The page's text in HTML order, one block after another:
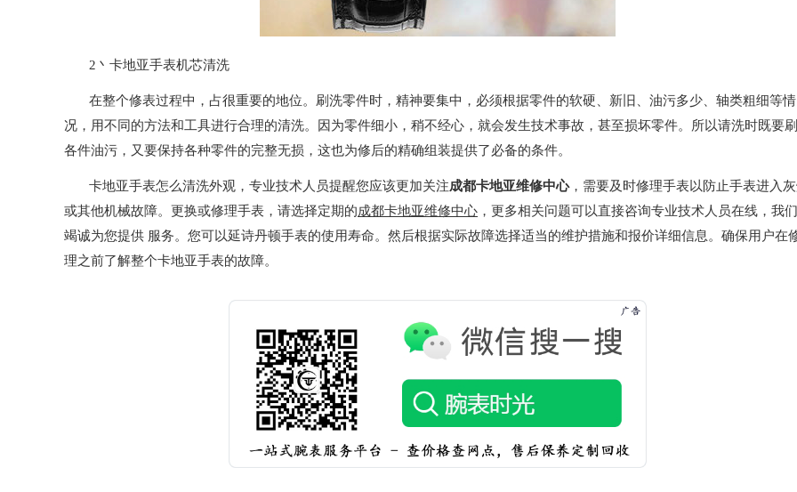
2丶卡地亚手表机芯清洗
在整个修表过程中，占很重要的地位。刷洗零件时，精神要集中，必须根据零件的软硬、新旧、油污多少、轴类粗细等情
况，用不同的方法和工具进行合理的清洗。因为零件细小，稍不经心，就会发生技术事故，甚至损坏零件。所以请洗时既要
各件油污，又要保持各种零件的完整无损，这也为修后的精确组装提供了必备的条件。
卡地亚手表怎么清洗外观，专业技术人员提醒您应该更加关注成都卡地亚维修中心，需要及时修理手表以防止手表进入
或其他机械故障。更换或修理手表，请选择定期的成都卡地亚维修中心 ，更多相关问题可以直接咨询专业技术人员在线，我
竭诚为您提供 服务。您可以延诗丹顿手表的使用寿命。然后根据实际故障选择适当的维护措施和报价详细信息。确保用户在
理之前了解整个卡地亚手表的故障。